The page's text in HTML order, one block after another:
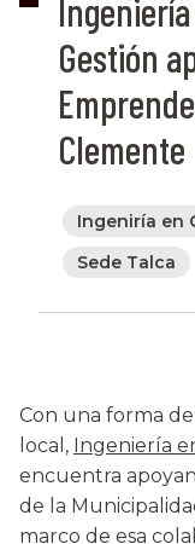
Gestión
Clemente
Ingeniría en
Sede Talca
Con una forma
local, Ingeniería
encuentra
de la
marco de esa